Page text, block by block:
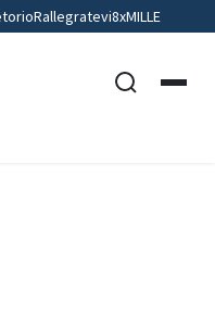
Rallegratevi8xMILLE